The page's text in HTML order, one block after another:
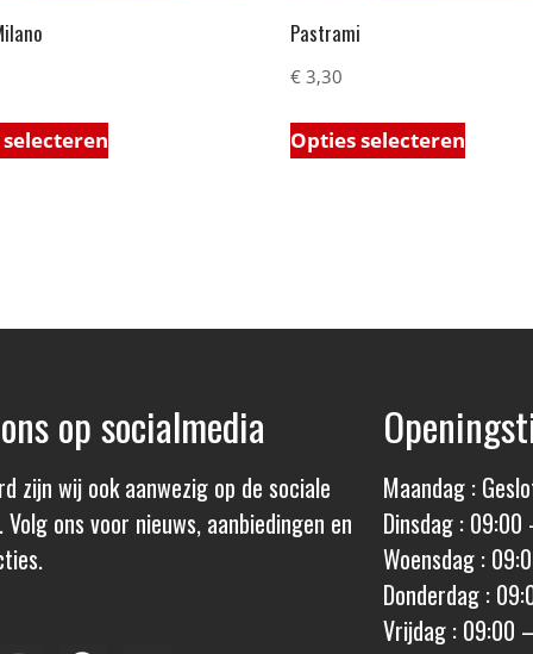
Pastrami
€3,30
Opties selecteren
op socialmedia
zijn wij ook aanwezig op de sociale
Volg ons voor nieuws, aanbiedingen en
Maandag :
Dinsdag : 09:00
Woensdag :
Donderdag :
Vrijdag : 09:00